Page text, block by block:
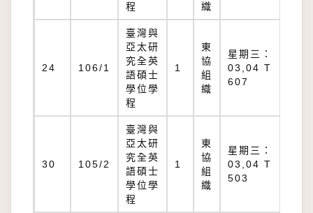
程
織
24 106/1
臺灣與
亞太研
究全英
語碩士
學位學
程
1
東
協
組
織
星期三：
03,04 T
607
30 105/2
臺灣與
亞太研
究全英
語碩士
學位學
程
1
東
協
組
織
星期三：
03,04 T
503